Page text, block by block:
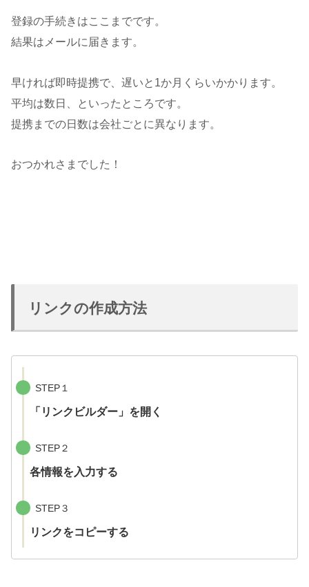
登録の手続きはここまでです。
結果はメールに届きます。
早ければ即時提携で、遅いと1か月くらいかかります。
平均は数日、といったところです。
提携までの日数は会社ごとに異なります。
おつかれさまでした！
リンクの作成方法
STEP１
「リンクビルダー」を開く
STEP２
各情報を入力する
STEP３
リンクをコピーする